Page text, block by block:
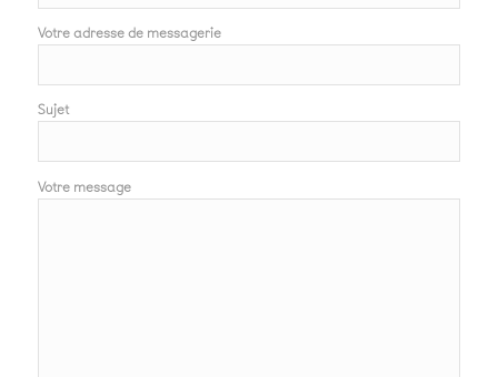
Votre adresse de messagerie
Sujet
Votre message